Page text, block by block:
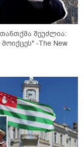
შეუძლია:
-The New